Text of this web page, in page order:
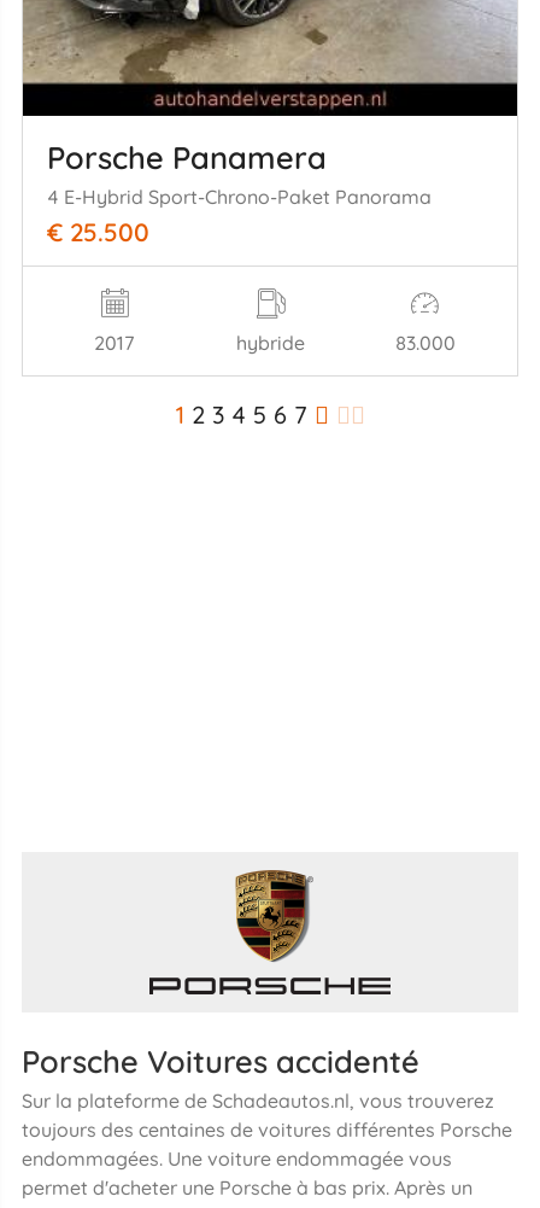
Porsche Panamera
4 E-Hybrid Sport-Chrono-Paket Panorama
€ 25.500
2017 hybride 83.000
1 2 3 4 5 6 7
Porsche Voitures accidenté
Sur la plateforme de Schadeautos.nl, vous trouverez
toujours des centaines de voitures différentes Porsche
endommagées. Une voiture endommagée vous
permet d'acheter une Porsche à bas prix. Après un